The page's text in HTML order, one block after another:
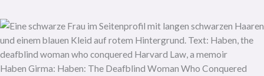
Haben Girma: Haben: The Deafblind Woman Who Conquered